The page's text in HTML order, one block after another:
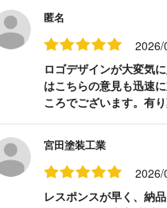
匿名
2026/
ロゴデザインが大変気
はこちらの意見も迅速
ころでございます。有
宮田塗装工業
2026/
レスポンスが早く、納